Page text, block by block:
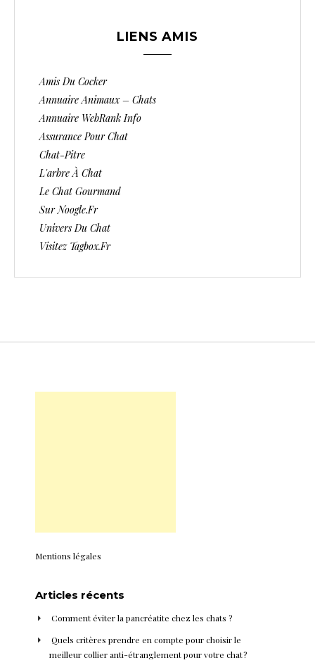
LIENS AMIS
Amis Du Cocker
Annuaire Animaux – Chats
Annuaire WebRank Info
Assurance Pour Chat
Chat-Pitre
L'arbre À Chat
Le Chat Gourmand
Sur Noogle.fr
Univers Du Chat
Visitez Tagbox.fr
Mentions légales
Articles récents
Comment éviter la pancréatite chez les chats ?
Quels critères prendre en compte pour choisir le
meilleur collier anti-étranglement pour votre chat ?